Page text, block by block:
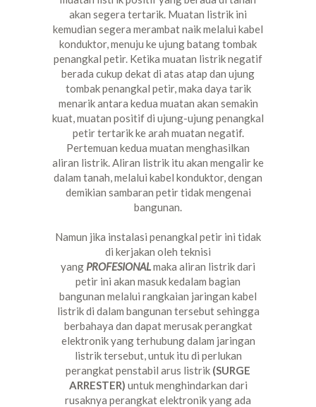
akan segera tertarik. Muatan listrik ini
kemudian segera merambat naik melalui kabel
konduktor, menuju ke ujung batang tombak
penangkal petir. Ketika muatan listrik negatif
berada cukup dekat di atas atap dan ujung
tombak penangkal petir, maka daya tarik
menarik antara kedua muatan akan semakin
kuat, muatan positif di ujung-ujung penangkal
petir tertarik ke arah muatan negatif.
Pertemuan kedua muatan menghasilkan
aliran listrik. Aliran listrik itu akan mengalir ke
dalam tanah, melalui kabel konduktor, dengan
demikian sambaran petir tidak mengenai
bangunan.
Namun jika instalasi penangkal petir ini tidak
di kerjakan oleh teknisi
yang PROFESIONALmaka aliran listrik dari
petir ini akan masuk kedalam bagian
bangunan melalui rangkaian jaringan kabel
listrik di dalam bangunan tersebut sehingga
berbahaya dan dapat merusak perangkat
elektronik yang terhubung dalam jaringan
listrik tersebut, untuk itu di perlukan
perangkat penstabil arus listrik (SURGE
ARRESTER) untuk menghindarkan dari
rusaknya perangkat elektronik yang ada